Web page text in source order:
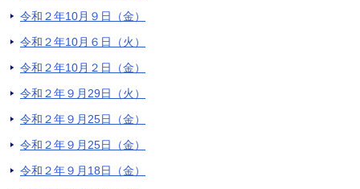
令和２年10月９日（金）
令和２年10月６日（火）
令和２年10月２日（金）
令和２年９月29日（火）
令和２年９月25日（金）
令和２年９月25日（金）
令和２年９月18日（金）